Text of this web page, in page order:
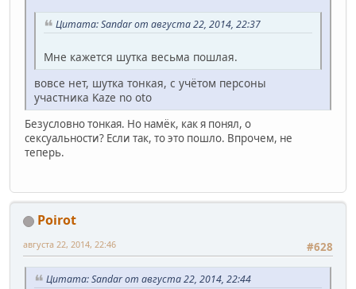
Цитата: Sandar от августа 22, 2014, 22:37
Мне кажется шутка весьма пошлая.
вовсе нет, шутка тонкая, с учётом персоны
участника Kaze no oto
Безусловно тонкая. Но намёк, как я понял, о
сексуальности? Если так, то это пошло. Впрочем, не
теперь.
Poirot
#628
августа 22, 2014, 22:46
Цитата: Sandar от августа 22, 2014, 22:44